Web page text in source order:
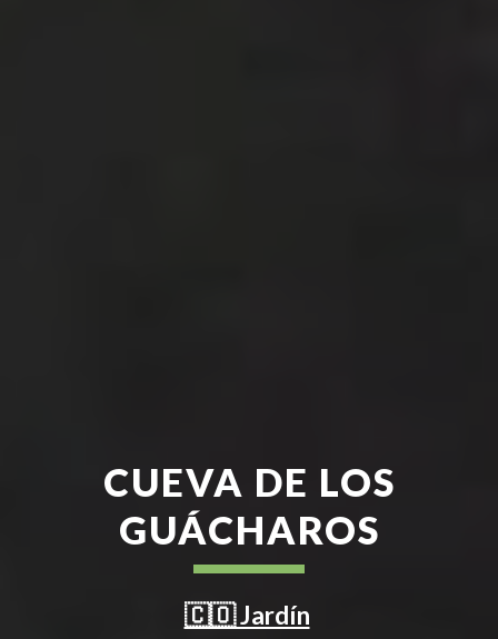
CUEVA DE LOS
GUÁCHAROS
🇨🇴 Jardín